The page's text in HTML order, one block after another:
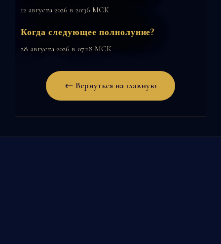
12 августа 2026 в 20:36 МСК
Когда следующее полнолуние?
28 августа 2026 в 07:18 МСК
← Вернуться на главную